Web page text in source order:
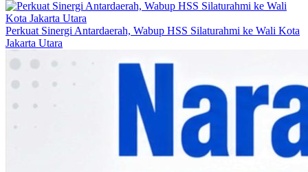
Perkuat Sinergi Antardaerah, Wabup HSS Silaturahmi ke Wali Kota
Jakarta Utara